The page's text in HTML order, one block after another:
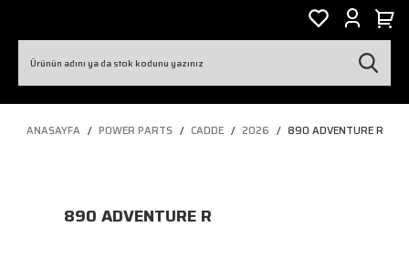
ANASAYFA POWER PARTS CADDE 2026 890 ADVENTURE R
890 ADVENTURE R